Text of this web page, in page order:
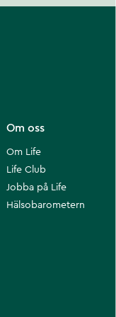
Om oss
Om Life
Life Club
Jobba på Life
Hälsobarometern